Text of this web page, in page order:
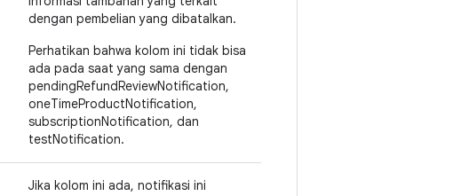
dengan pembelian yang dibatalkan.
Perhatikan bahwa kolom ini tidak bisa
ada pada saat yang sama dengan
pendingRefundReviewNotification,
oneTimeProductNotification,
subscriptionNotification, dan
testNotification.
Jika kolom ini ada, notifikasi ini